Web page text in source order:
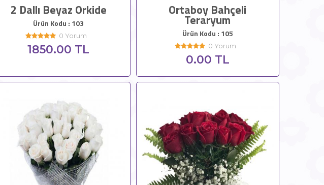
2 Dallı Beyaz Orkide
Ürün Kodu : 103
0 Yorum
1850.00 TL
Ortaboy Bahçeli
Teraryum
Ürün Kodu : 105
0 Yorum
0.00 TL